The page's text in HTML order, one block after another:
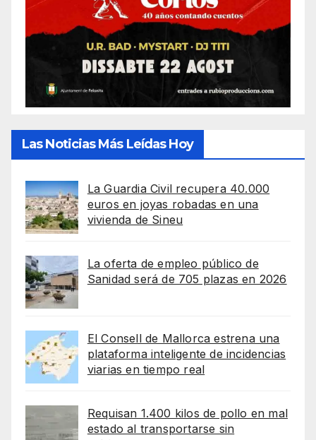
Las Noticias Más Leídas Hoy
La Guardia Civil recupera 40.000
euros en joyas robadas en una
vivienda de Sineu
La oferta de empleo público de
Sanidad será de 705 plazas en 2026
El Consell de Mallorca estrena una
plataforma inteligente de incidencias
viarias en tiempo real
Requisan 1.400 kilos de pollo en mal
estado al transportarse sin